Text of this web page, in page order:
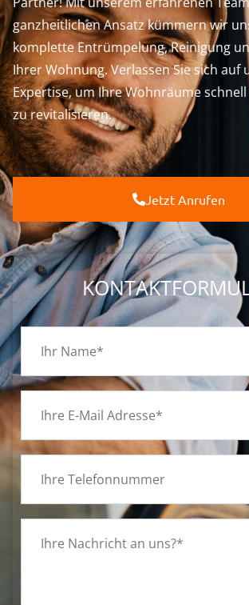
ganzheitlichen Ansatz kümmern wir
komplette Entrümpelung, Reinigung
Ihrer Wohnung. Verlassen Sie sich auf
Expertise, um Ihre Wohnräume
zu revitalisieren.
Jetzt Anrufen